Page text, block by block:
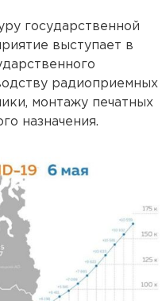
государственной
выступает в
радиоприемных
монтажу печатных
назначения.